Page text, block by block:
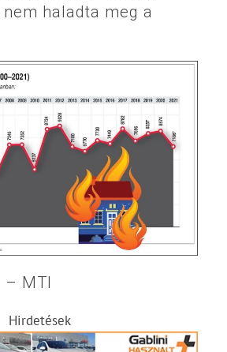
haladta meg a
– MTI
Hirdetések